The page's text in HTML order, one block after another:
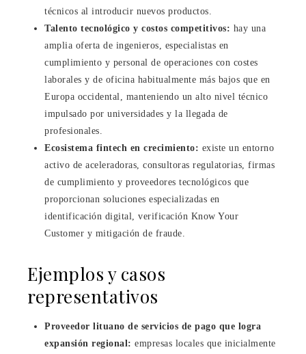
técnicos al introducir nuevos productos.
Talento tecnológico y costos competitivos: hay una
amplia oferta de ingenieros, especialistas en
cumplimiento y personal de operaciones con costes
laborales y de oficina habitualmente más bajos que en
Europa occidental, manteniendo un alto nivel técnico
impulsado por universidades y la llegada de
profesionales.
Ecosistema fintech en crecimiento: existe un entorno
activo de aceleradoras, consultoras regulatorias, firmas
de cumplimiento y proveedores tecnológicos que
proporcionan soluciones especializadas en
identificación digital, verificación Know Your
Customer y mitigación de fraude.
Ejemplos y casos
representativos
Proveedor lituano de servicios de pago que logra
expansión regional: empresas locales que inicialmente